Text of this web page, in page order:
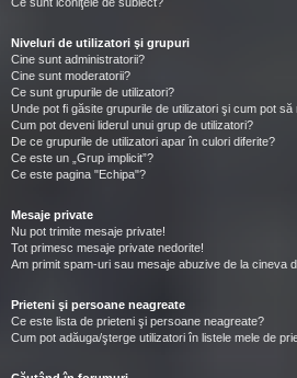
Niveluri de utilizatori şi grupuri
Cine sunt administratorii?
Cine sunt moderatorii?
Ce sunt grupurile de utilizatori?
Unde pot fi găsite grupurile de utilizatori şi cum pot
Cum pot deveni liderul unui grup de utilizatori?
De ce grupurile de utilizatori apar în culori diferite?
Ce este un „Grup implicit”?
Ce este pagina "Echipa"?
Mesaje private
Nu pot trimite mesaje private!
Tot primesc mesaje private nedorite!
Am primit spam-uri sau mesaje abuzive de la cineva
Prieteni şi persoane neagreate
Ce este lista de prieteni şi persoane neagreate?
Cum pot adăuga/şterge utilizatori în listele mele de